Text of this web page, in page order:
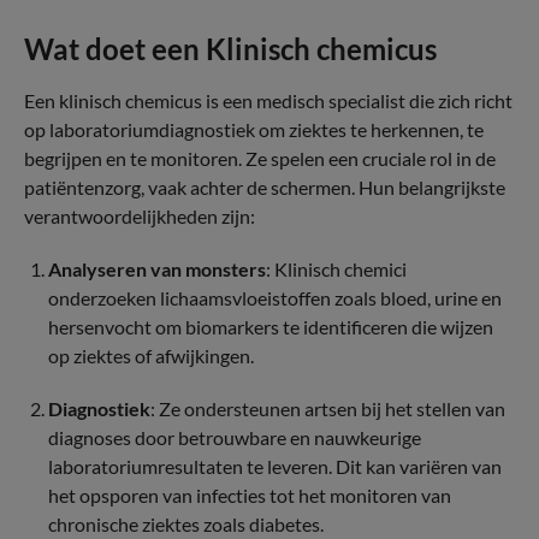
Wat doet een Klinisch chemicus
Een klinisch chemicus is een medisch specialist die zich richt
op laboratoriumdiagnostiek om ziektes te herkennen, te
begrijpen en te monitoren. Ze spelen een cruciale rol in de
patiëntenzorg, vaak achter de schermen. Hun belangrijkste
verantwoordelijkheden zijn:
Analyseren van monsters: Klinisch chemici
onderzoeken lichaamsvloeistoffen zoals bloed, urine en
hersenvocht om biomarkers te identificeren die wijzen
op ziektes of afwijkingen.
Diagnostiek: Ze ondersteunen artsen bij het stellen van
diagnoses door betrouwbare en nauwkeurige
laboratoriumresultaten te leveren. Dit kan variëren van
het opsporen van infecties tot het monitoren van
chronische ziektes zoals diabetes.